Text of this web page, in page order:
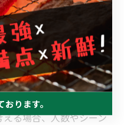
提供されるお肉の質や
らには店内の雰囲気や
特に三重県の焼肉店で
ド牛の取り扱いが多い
レードを確認すること
る場合、人数やシーン
ります。